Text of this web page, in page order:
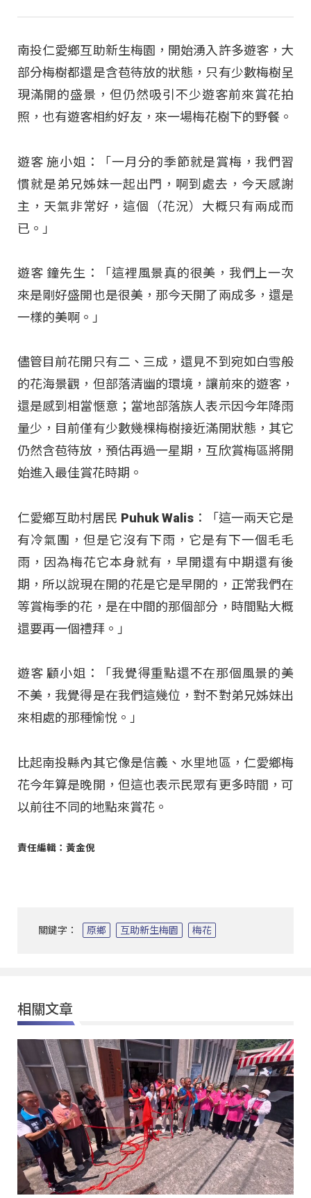
南投仁愛鄉互助新生梅園，開始湧入許多遊客，大
部分梅樹都還是含苞待放的狀態，只有少數梅樹呈
現滿開的盛景，但仍然吸引不少遊客前來賞花拍
照，也有遊客相約好友，來一場梅花樹下的野餐。
遊客 施小姐：「一月分的季節就是賞梅，我們習
慣就是弟兄姊妹一起出門，啊到處去，今天感謝
主，天氣非常好，這個（花況）大概只有兩成而
已。」
遊客 鐘先生：「這裡風景真的很美，我們上一次
來是剛好盛開也是很美，那今天開了兩成多，還是
一樣的美啊。」
儘管目前花開只有二、三成，還見不到宛如白雪般
的花海景觀，但部落清幽的環境，讓前來的遊客，
還是感到相當愜意；當地部落族人表示因今年降雨
量少，目前僅有少數幾棵梅樹接近滿開狀態，其它
仍然含苞待放，預估再過一星期，互欣賞梅區將開
始進入最佳賞花時期。
仁愛鄉互助村居民 Puhuk Walis：「這一兩天它是
有冷氣團，但是它沒有下雨，它是有下一個毛毛
雨，因為梅花它本身就有，早開還有中期還有後
期，所以說現在開的花是它是早開的，正常我們在
等賞梅季的花，是在中間的那個部分，時間點大概
還要再一個禮拜。」
遊客 顧小姐：「我覺得重點還不在那個風景的美
不美，我覺得是在我們這幾位，對不對弟兄姊妹出
來相處的那種愉悅。」
比起南投縣內其它像是信義、水里地區，仁愛鄉梅
花今年算是晚開，但這也表示民眾有更多時間，可
以前往不同的地點來賞花。
責任編輯：黃金倪
關鍵字： 原鄉 互助新生梅園 梅花
相關文章